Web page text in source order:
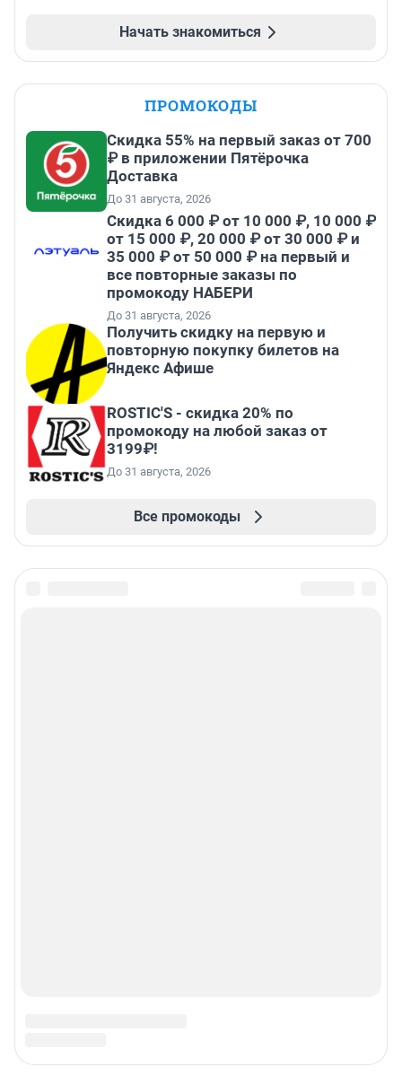
Начать знакомиться
ПРОМОКОДЫ
Скидка 55% на первый заказ от 700
₽ в приложении Пятёрочка
Доставка
До 31 августа, 2026
Скидка 6 000 ₽ от 10 000 ₽, 10 000 ₽
от 15 000 ₽, 20 000 ₽ от 30 000 ₽ и
35 000 ₽ от 50 000 ₽ на первый и
все повторные заказы по
промокоду НАБЕРИ
До 31 августа, 2026
Получить скидку на первую и
повторную покупку билетов на
Яндекс Афише
ROSTIC'S - скидка 20% по
промокоду на любой заказ от
3199₽!
До 31 августа, 2026
Все промокоды